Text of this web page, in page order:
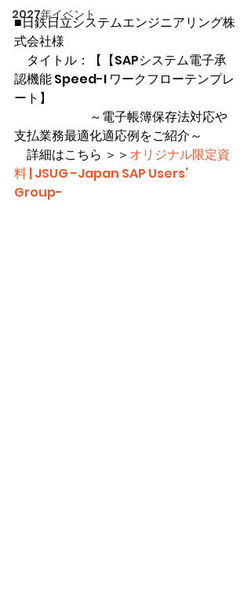
2027年イベント
■日鉄日立システムエンジニアリング株
式会社様
タイトル：【【SAPシステム電子承
認機能 Speed-I ワークフローテンプレ
ート】
～電子帳簿保存法対応や
支払業務最適化適応例をご紹介～
詳細はこちら ＞＞ オリジナル限定資
料 | JSUG -Japan SAP Users’
Group-